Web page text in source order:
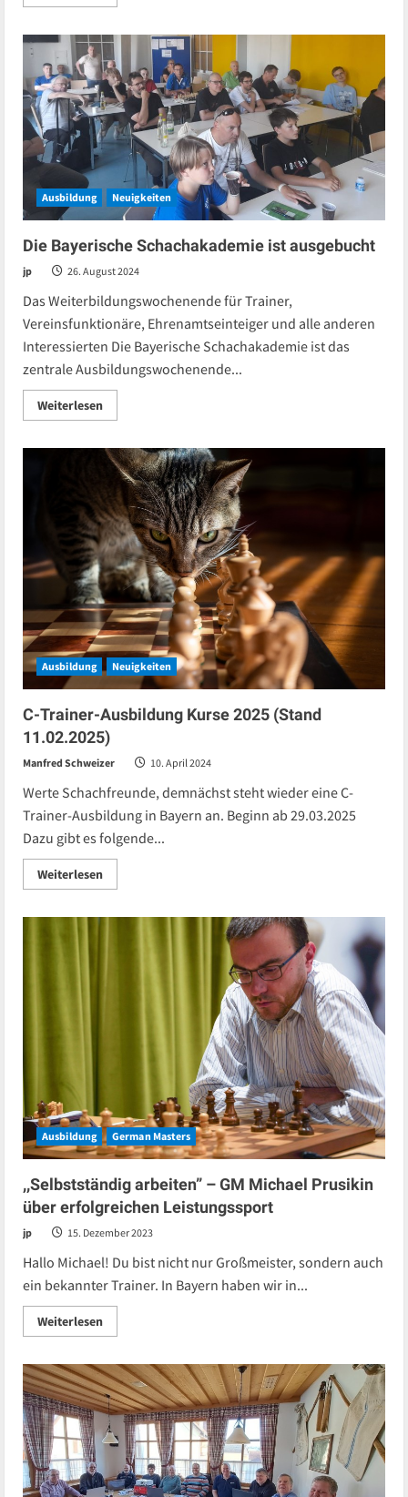
more
Mittelalter
bis
Künstliche
Intelligenz
–
so
war
die
Bayerische
Schachakademie
2024
Ausbildung Neuigkeiten
Die Bayerische Schachakademie ist ausgebucht
jp 26. August 2024
Das Weiterbildungswochenende für Trainer,
Vereinsfunktionäre, Ehrenamtseinteiger und alle anderen
Interessierten Die Bayerische Schachakademie ist das
zentrale Ausbildungswochenende...
WeiterlesenRead
more
Bayerische
Schachakademie
ausgebucht
Ausbildung Neuigkeiten
C-Trainer-Ausbildung Kurse 2025 (Stand
11.02.2025)
Manfred Schweizer 10. April 2024
Werte Schachfreunde, demnächst steht wieder eine C-
Trainer-Ausbildung in Bayern an. Beginn ab 29.03.2025
Dazu gibt es folgende...
WeiterlesenRead
more
Ausbildung German Masters
,,Selbstständig arbeiten” – GM Michael Prusikin
über erfolgreichen Leistungssport
jp 15. Dezember 2023
Hallo Michael! Du bist nicht nur Großmeister, sondern auch
ein bekannter Trainer. In Bayern haben wir in...
WeiterlesenRead
more
arbeiten”
–
GM
Michael
Prusikin
über
erfolgreichen
Leistungssport